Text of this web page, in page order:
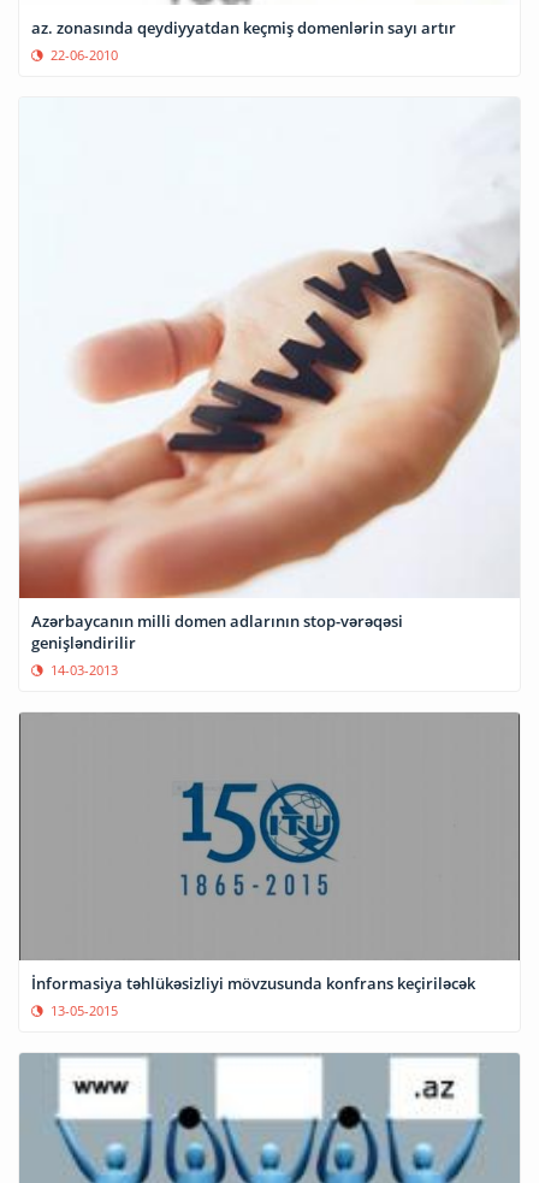
az. zonasında qeydiyyatdan keçmiş domenlərin sayı artır
22-06-2010
Azərbaycanın milli domen adlarının stop-vərəqəsi
genişləndirilir
14-03-2013
İnformasiya təhlükəsizliyi mövzusunda konfrans keçiriləcək
13-05-2015